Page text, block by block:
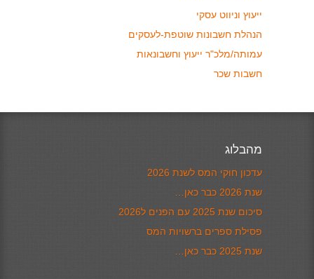
ייעוץ וניווט עסקי
הנהלת חשבונות שוטפת-לעסקים
עמותה/מלכ"ר ייעוץ וחשבונאות
חשבות שכר
מהבלוג
עדכון חוקי המס לשנת 2026
שנת 2026 כבר כאן…
סיכום שנת 2025 עם הפנים ל2026
פסילת ספרים ברשויות המס
שנת 2025 כבר כאן…